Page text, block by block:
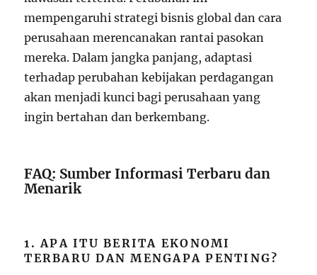
mempengaruhi strategi bisnis global dan cara
perusahaan merencanakan rantai pasokan
mereka. Dalam jangka panjang, adaptasi
terhadap perubahan kebijakan perdagangan
akan menjadi kunci bagi perusahaan yang
ingin bertahan dan berkembang.
FAQ: Sumber Informasi Terbaru dan
Menarik
1. APA ITU BERITA EKONOMI
TERBARU DAN MENGAPA PENTING?